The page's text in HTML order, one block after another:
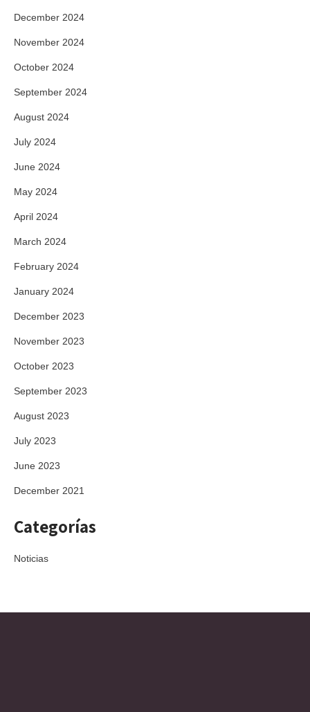
December 2024
November 2024
October 2024
September 2024
August 2024
July 2024
June 2024
May 2024
April 2024
March 2024
February 2024
January 2024
December 2023
November 2023
October 2023
September 2023
August 2023
July 2023
June 2023
December 2021
Categorías
Noticias